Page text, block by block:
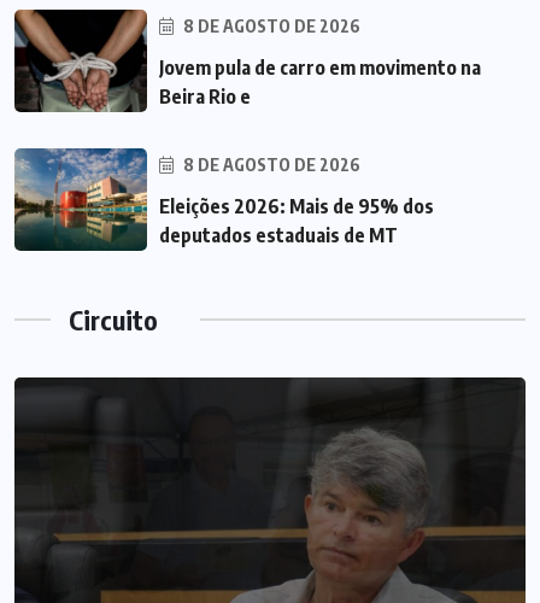
8 DE AGOSTO DE 2026
Jovem pula de carro em movimento na
Beira Rio e
8 DE AGOSTO DE 2026
Eleições 2026: Mais de 95% dos
deputados estaduais de MT
Circuito